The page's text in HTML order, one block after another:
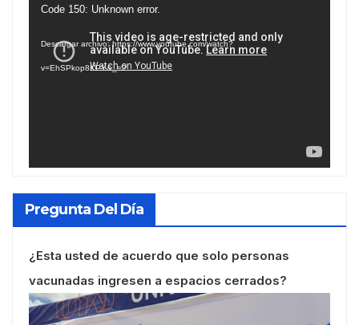
Reproductor
vídeo
Code 150: Unknown error.
Descargar archivo: https://www.youtube.com/watch?
v=EhSPkop8KPY&_=2
Pregunta Del Día
¿Esta usted de acuerdo que solo personas
vacunadas ingresen a espacios cerrados?